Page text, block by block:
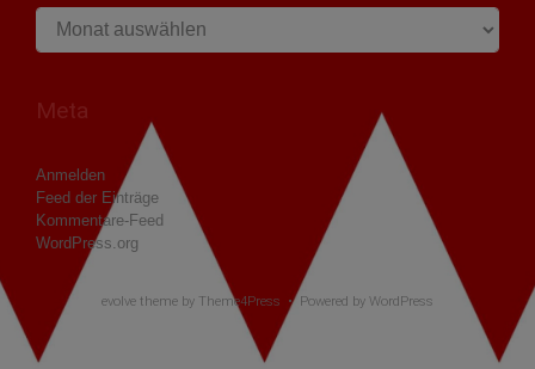
Archive
Meta
Anmelden
Feed der Einträge
Kommentare-Feed
WordPress.org
evolve theme by Theme4Press • Powered by WordPress